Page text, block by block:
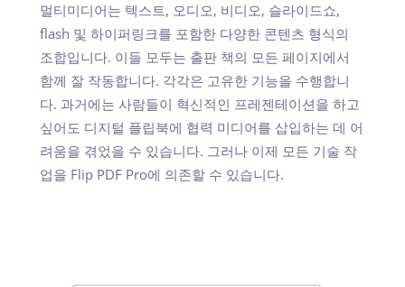
멀티미디어는 텍스트, 오디오, 비디오, 슬라이드쇼,
flash 및 하이퍼링크를 포함한 다양한 콘텐츠 형식의
조합입니다. 이들 모두는 출판 책의 모든 페이지에서
함께 잘 작동합니다. 각각은 고유한 기능을 수행합니
다. 과거에는 사람들이 혁신적인 프레젠테이션을 하고
싶어도 디지털 플립북에 협력 미디어를 삽입하는 데 어
려움을 겪었을 수 있습니다. 그러나 이제 모든 기술 작
업을 Flip PDF Pro에 의존할 수 있습니다.